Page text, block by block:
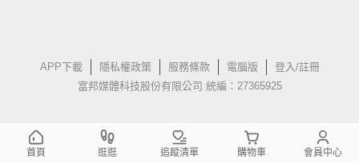
APP下載 隱私權政策 服務條款 電腦版
登入/註冊
富邦媒體科技股份有限公司 統編：27365925
首頁 逛逛 追蹤清單 購物車 會員中心